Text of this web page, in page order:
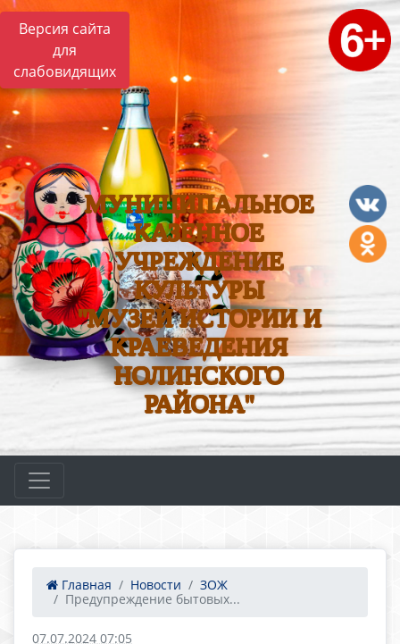
Версия сайта
для
слабовидящих
МУНИЦИПАЛЬНОЕ
КАЗЕННОЕ
УЧРЕЖДЕНИЕ
КУЛЬТУРЫ
"МУЗЕЙ ИСТОРИИ И
КРАЕВЕДЕНИЯ
НОЛИНСКОГО
РАЙОНА"
Главная Новости
ЗОЖ
Предупреждение бытовых...
07.07.2024 07:05